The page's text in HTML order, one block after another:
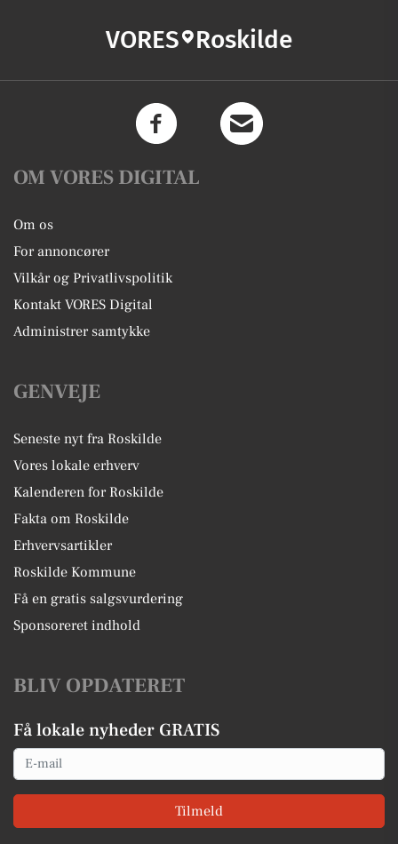
VORES Roskilde
OM VORES DIGITAL
Om os
For annoncører
Vilkår og Privatlivspolitik
Kontakt VORES Digital
Administrer samtykke
GENVEJE
Seneste nyt fra Roskilde
Vores lokale erhverv
Kalenderen for Roskilde
Fakta om Roskilde
Erhvervsartikler
Roskilde Kommune
Få en gratis salgsvurdering
Sponsoreret indhold
BLIV OPDATERET
Få lokale nyheder GRATIS
Email
Tilmeld